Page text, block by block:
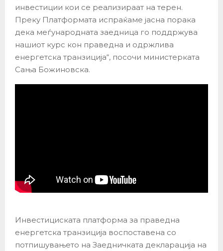
инвестиции кои се реализираат на терен.
Преку Платформата испраќаме јасна порака
дека меѓународната заедница го поддржува
нашиот курс кон праведна и одржлива
енергетска транзиција“, посочи министерката
Сања Божиновска.
Инвестициската платформа за праведна
енергетска транзиција воспоставена со
потпишувањето на Заедничката декларација на